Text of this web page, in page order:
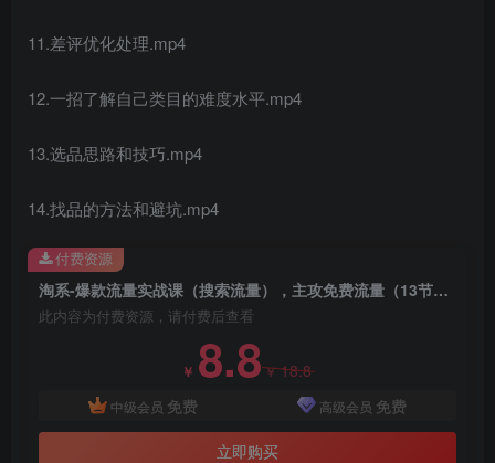
11.差评优化处理.mp4
12.一招了解自己类目的难度水平.mp4
13.选品思路和技巧.mp4
14.找品的方法和避坑.mp4
淘系-爆款流量实战课（搜索流量），主攻免费流量（13节课）
此内容为付费资源，请付费后查看
￥ 8.8￥18.8
中级会员 免费 高级会员 免费
立即购买
付费资源